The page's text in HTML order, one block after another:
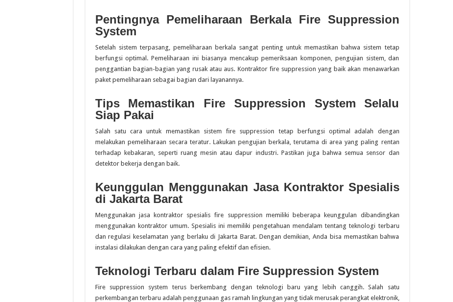
Pentingnya Pemeliharaan Berkala Fire Suppression
System
Setelah sistem terpasang, pemeliharaan berkala sangat penting untuk memastikan bahwa sistem tetap
berfungsi optimal. Pemeliharaan ini biasanya mencakup pemeriksaan komponen, pengujian sistem, dan
penggantian bagian-bagian yang rusak atau aus. Kontraktor fire suppression yang baik akan menawarkan
paket pemeliharaan sebagai bagian dari layanannya.
Tips Memastikan Fire Suppression System Selalu
Siap Pakai
Salah satu cara untuk memastikan sistem fire suppression tetap berfungsi optimal adalah dengan
melakukan pemeliharaan secara teratur. Lakukan pengujian berkala, terutama di area yang paling rentan
terhadap kebakaran, seperti ruang mesin atau dapur industri. Pastikan juga bahwa semua sensor dan
detektor bekerja dengan baik.
Keunggulan Menggunakan Jasa Kontraktor Spesialis
di Jakarta Barat
Menggunakan jasa kontraktor spesialis fire suppression memiliki beberapa keunggulan dibandingkan
menggunakan kontraktor umum. Spesialis ini memiliki pengetahuan mendalam tentang teknologi terbaru
dan regulasi keselamatan yang berlaku di Jakarta Barat. Dengan demikian, Anda bisa memastikan bahwa
instalasi dilakukan dengan cara yang paling efektif dan efisien.
Teknologi Terbaru dalam Fire Suppression System
Fire suppression system terus berkembang dengan teknologi baru yang lebih canggih. Salah satu
perkembangan terbaru adalah penggunaan gas ramah lingkungan yang tidak merusak perangkat elektronik,